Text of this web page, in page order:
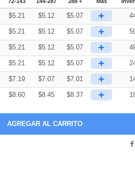
$5.21 $5.12 $5.07 +
$5.21 $5.12 $5.07 +
$5.21 $5.12 $5.07 +
$5.21 $5.12 $5.07 +
$7.19 $7.07 $7.01 +
$8.60 $8.45 $8.37 +